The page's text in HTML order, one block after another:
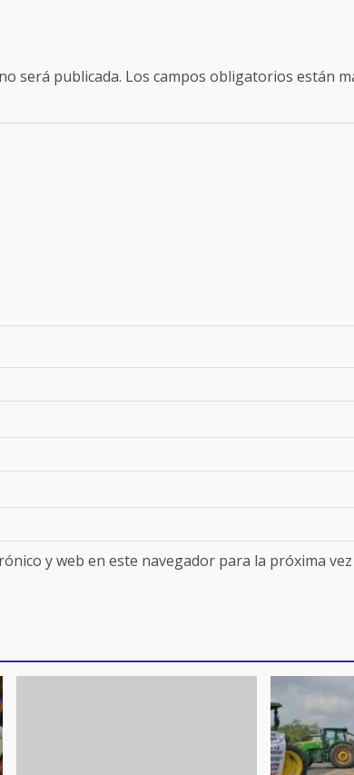
será publicada. Los campos obligatorios están
y web en este navegador para la próxima